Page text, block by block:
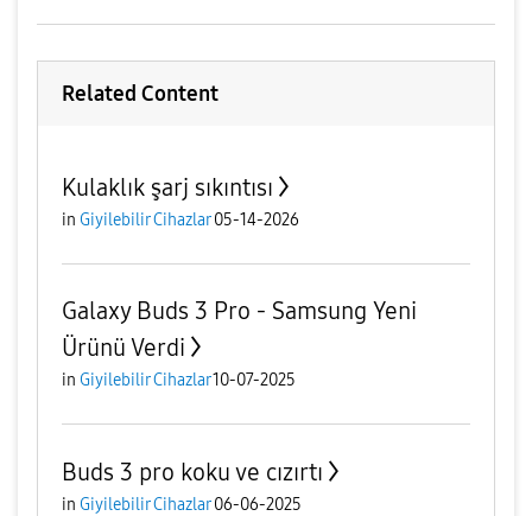
Related Content
Kulaklık şarj sıkıntısı
in Giyilebilir Cihazlar 05-14-2026
Galaxy Buds 3 Pro - Samsung Yeni
Ürünü Verdi
in Giyilebilir Cihazlar10-07-2025
Buds 3 pro koku ve cızırtı
in Giyilebilir Cihazlar 06-06-2025